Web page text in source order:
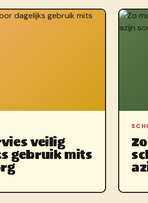
veilig
gebruik mits